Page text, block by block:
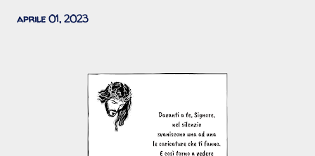
aprile 01, 2023